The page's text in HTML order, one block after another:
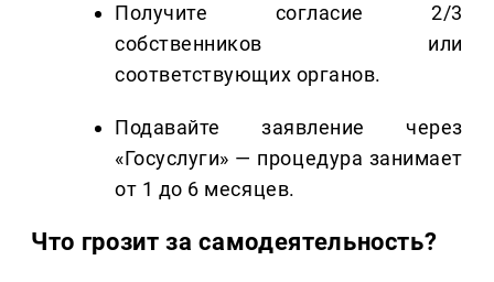
Получите согласие 2/3
собственников или
соответствующих органов.
Подавайте заявление через
«Госуслуги» — процедура занимает
от 1 до 6 месяцев.
Что грозит за самодеятельность?